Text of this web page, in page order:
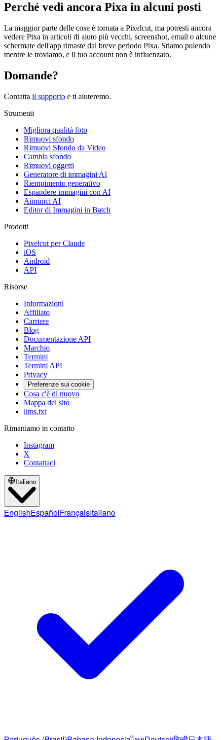
Perché vedi ancora Pixa in alcuni posti
La maggior parte delle cose è tornata a Pixelcut, ma potresti ancora
vedere Pixa in articoli di aiuto più vecchi, screenshot, email o alcune
schermate dell'app rimaste dal breve periodo Pixa. Stiamo pulendo
mentre le troviamo, e il tuo account non è influenzato.
Domande?
Contatta il supporto e ti aiuteremo.
Strumenti
Migliora qualità foto
Rimuovi sfondo
Rimuovi Sfondo da Video
Cambia sfondo
Rimuovi oggetti
Generatore di immagini AI
Riempimento generativo
Espandere immagini con AI
Annunci AI
Editor di Immagini in Batch
Prodotti
Pixelcut per Claude
iOS
Android
API
Risorse
Informazioni
Affiliato
Carriere
Blog
Documentazione API
Marchio
Termini
Termini API
Privacy
Preferenze sui cookie
Cosa c'è di nuovo
Mappa del sito
llms.txt
Rimaniamo in contatto
Instagram
X
Contattaci
Italiano
EnglishEspañolFrançaisItaliano